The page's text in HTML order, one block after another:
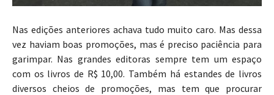
Nas edições anteriores achava tudo muito caro. Mas dessa
vez haviam boas promoções, mas é preciso paciência para
garimpar. Nas grandes editoras sempre tem um espaço
com os livros de R$ 10,00. Também há estandes de livros
diversos cheios de promoções, mas tem que procurar